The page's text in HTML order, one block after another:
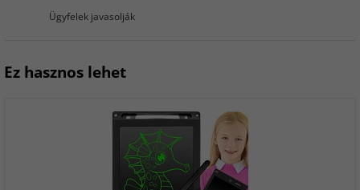
Ügyfelek javasolják
Ez hasznos lehet